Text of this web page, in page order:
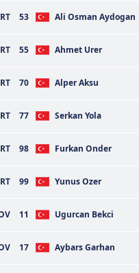
53 Ali Osman Aydogan
55 Ahmet Urer
70 Alper Aksu
77 Serkan Yola
98 Furkan Onder
99 Yunus Ozer
11 Ugurcan Bekci
17 Aybars Garhan